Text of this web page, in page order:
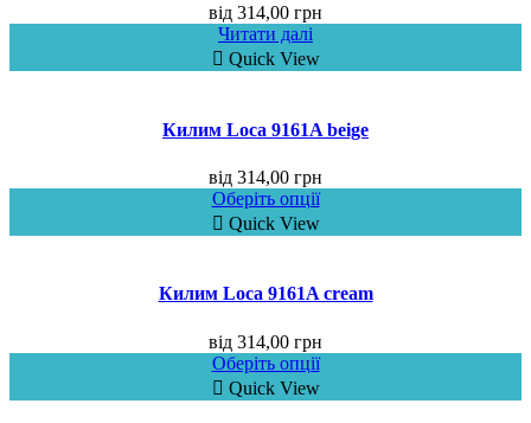
від 314,00 грн
Читати далі
Quick View
Килим Loca 9161A beige
від 314,00 грн
Оберіть опції
Quick View
Килим Loca 9161A cream
від 314,00 грн
Оберіть опції
Quick View